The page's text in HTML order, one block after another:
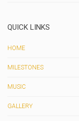
QUICK LINKS
HOME
MILESTONES
MUSIC
GALLERY